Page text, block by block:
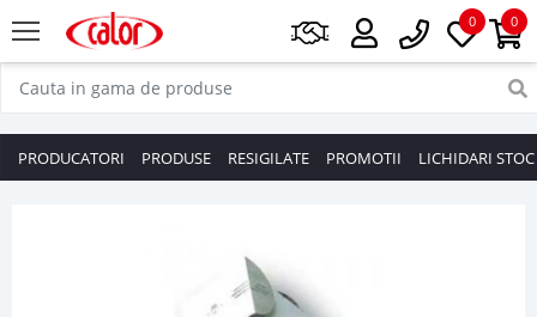
0
0
PRODUCATORI PRODUSE RESIGILATE PROMOTII LICHIDARI STOC